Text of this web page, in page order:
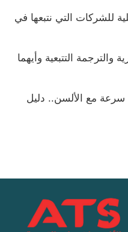
للشركات التي نتبعها في
والترجمة التتبعية وأيهما
سرعة مع الألسن.. دليل